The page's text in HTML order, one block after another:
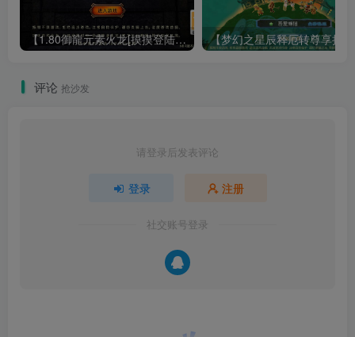
【1.80御龍元素火龙[摸摸登陆器]】战神引擎WIN服务端+GM工具+充值后台+双端+架设教程
评论 抢沙发
请登录后发表评论
登录 注册
社交账号登录